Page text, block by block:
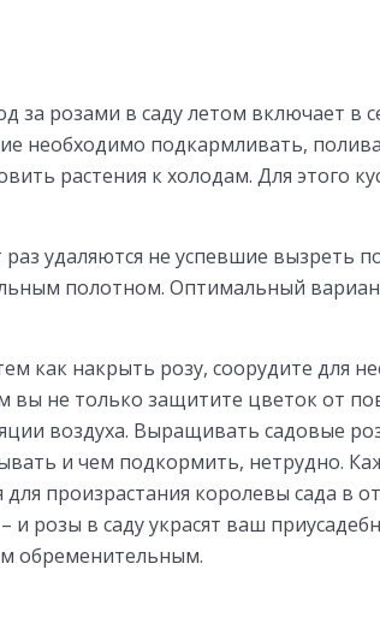
за розами в саду летом включает в
необходимо подкармливать,
растения к холодам. Для этого
раз удаляются не успевшие вызреть
полотном. Оптимальный
как накрыть розу, соорудите для
вы не только защитите цветок от
воздуха. Выращивать садовые
и чем подкормить, нетрудно.
для произрастания королевы сада в
и розы в саду украсят ваш
обременительным.